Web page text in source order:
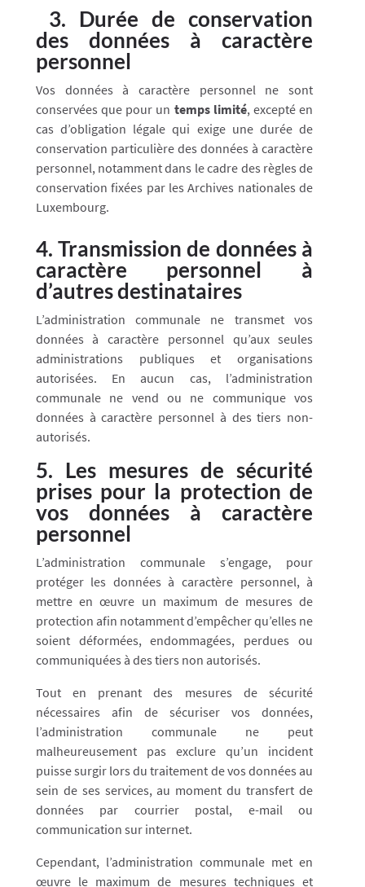
3. Durée de conservation
des données à caractère
personnel
Vos données à caractère personnel ne sont
conservées que pour un temps limité, excepté en
cas d’obligation légale qui exige une durée de
conservation particulière des données à caractère
personnel, notamment dans le cadre des règles de
conservation fixées par les Archives nationales de
Luxembourg.
4. Transmission de données à
caractère personnel à
d’autres destinataires
L’administration communale ne transmet vos
données à caractère personnel qu’aux seules
administrations publiques et organisations
autorisées. En aucun cas, l’administration
communale ne vend ou ne communique vos
données à caractère personnel à des tiers non-
autorisés.
5. Les mesures de sécurité
prises pour la protection de
vos données à caractère
personnel
L’administration communale s’engage, pour
protéger les données à caractère personnel, à
mettre en œuvre un maximum de mesures de
protection afin notamment d’empêcher qu’elles ne
soient déformées, endommagées, perdues ou
communiquées à des tiers non autorisés.
Tout en prenant des mesures de sécurité
nécessaires afin de sécuriser vos données,
l’administration communale ne peut
malheureusement pas exclure qu’un incident
puisse surgir lors du traitement de vos données au
sein de ses services, au moment du transfert de
données par courrier postal, e-mail ou
communication sur internet.
Cependant, l’administration communale met en
œuvre le maximum de mesures techniques et